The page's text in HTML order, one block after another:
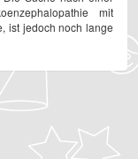
mit
ist jedoch noch lange